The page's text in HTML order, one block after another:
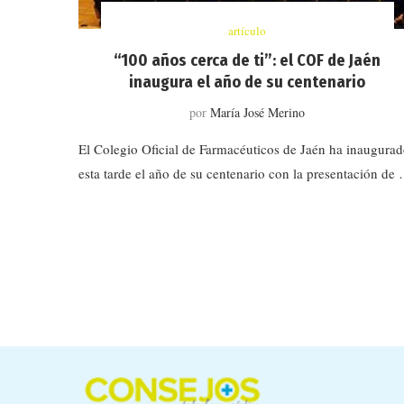
artículo
“100 años cerca de ti”: el COF de Jaén
inaugura el año de su centenario
porMaría José Merino
El Colegio Oficial de Farmacéuticos de Jaén ha
esta tarde el año de su centenario con la presentación de